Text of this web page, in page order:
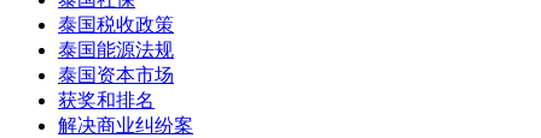
泰国税收政策
泰国能源法规
泰国资本市场
获奖和排名
解决商业纠纷案